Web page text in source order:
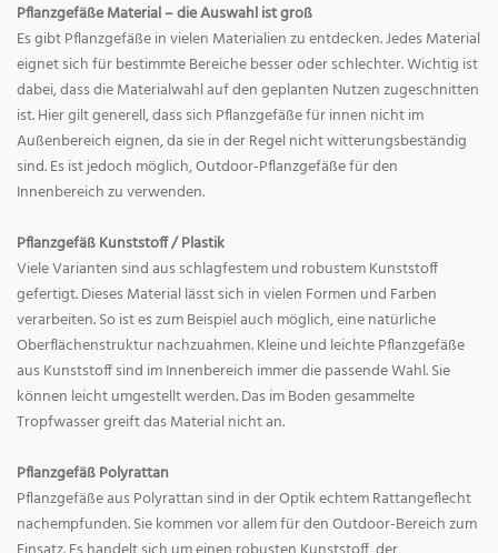
Pflanzgefäße Material – die Auswahl ist groß
Es gibt Pflanzgefäße in vielen Materialien zu entdecken. Jedes Material
eignet sich für bestimmte Bereiche besser oder schlechter. Wichtig ist
dabei, dass die Materialwahl auf den geplanten Nutzen zugeschnitten
ist. Hier gilt generell, dass sich Pflanzgefäße für innen nicht im
Außenbereich eignen, da sie in der Regel nicht witterungsbeständig
sind. Es ist jedoch möglich, Outdoor-Pflanzgefäße für den
Innenbereich zu verwenden.
Pflanzgefäß Kunststoff / Plastik
Viele Varianten sind aus schlagfestem und robustem Kunststoff
gefertigt. Dieses Material lässt sich in vielen Formen und Farben
verarbeiten. So ist es zum Beispiel auch möglich, eine natürliche
Oberflächenstruktur nachzuahmen. Kleine und leichte Pflanzgefäße
aus Kunststoff sind im Innenbereich immer die passende Wahl. Sie
können leicht umgestellt werden. Das im Boden gesammelte
Tropfwasser greift das Material nicht an.
Pflanzgefäß Polyrattan
Pflanzgefäße aus Polyrattan sind in der Optik echtem Rattangeflecht
nachempfunden. Sie kommen vor allem für den Outdoor-Bereich zum